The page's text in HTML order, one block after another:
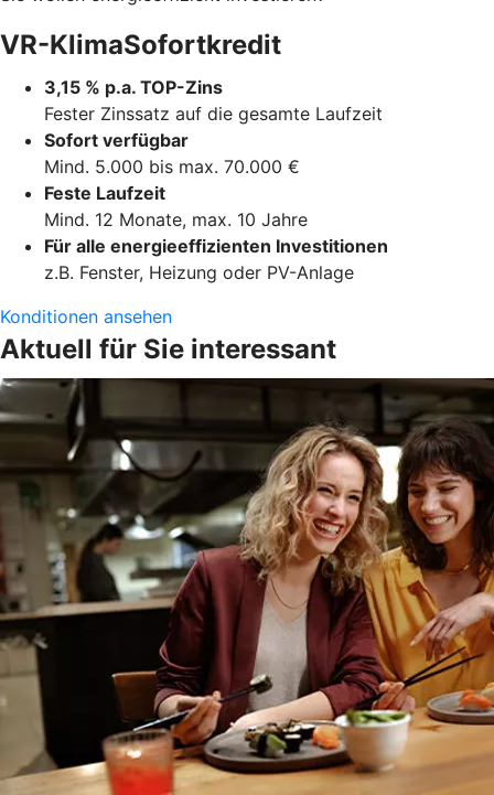
VR-KlimaSofortkredit
3,15 % p.a. TOP-Zins
Fester Zinssatz auf die gesamte Laufzeit
Sofort verfügbar
Mind. 5.000 bis max. 70.000 €
Feste Laufzeit
Mind. 12 Monate, max. 10 Jahre
Für alle energieeffizienten Investitionen
z.B. Fenster, Heizung oder PV-Anlage
Konditionen ansehen
Aktuell für Sie interessant